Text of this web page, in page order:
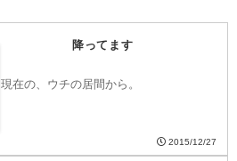
降ってます
現在の、ウチの居間から。
2015/12/27